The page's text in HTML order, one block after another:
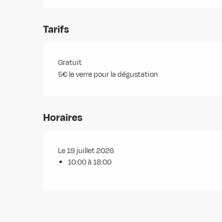
Tarifs
Gratuit
5€ le verre pour la dégustation
Horaires
Le 19 juillet 2026
10:00 à 18:00